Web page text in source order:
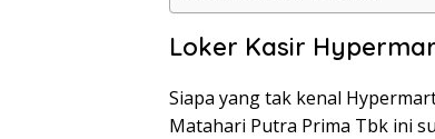
Loker Kasir
Siapa yang tak kenal
Matahari Putra Prima Tbk ini